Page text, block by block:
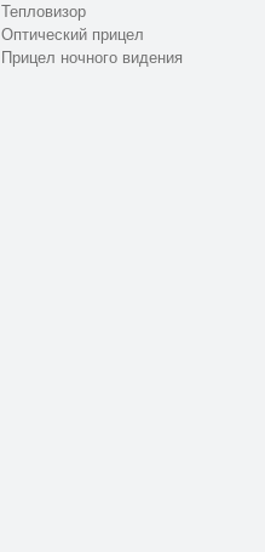
Тепловизор
Оптический прицел
Прицел ночного видения